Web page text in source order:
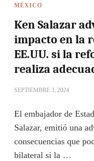
MÉXICO
Ken Salazar
impacto en la
EE.UU. si la
realiza
SEPTIEMBRE 3, 2024
El embajador de
Salazar, emitió una
consecuencias que
bilateral si la …